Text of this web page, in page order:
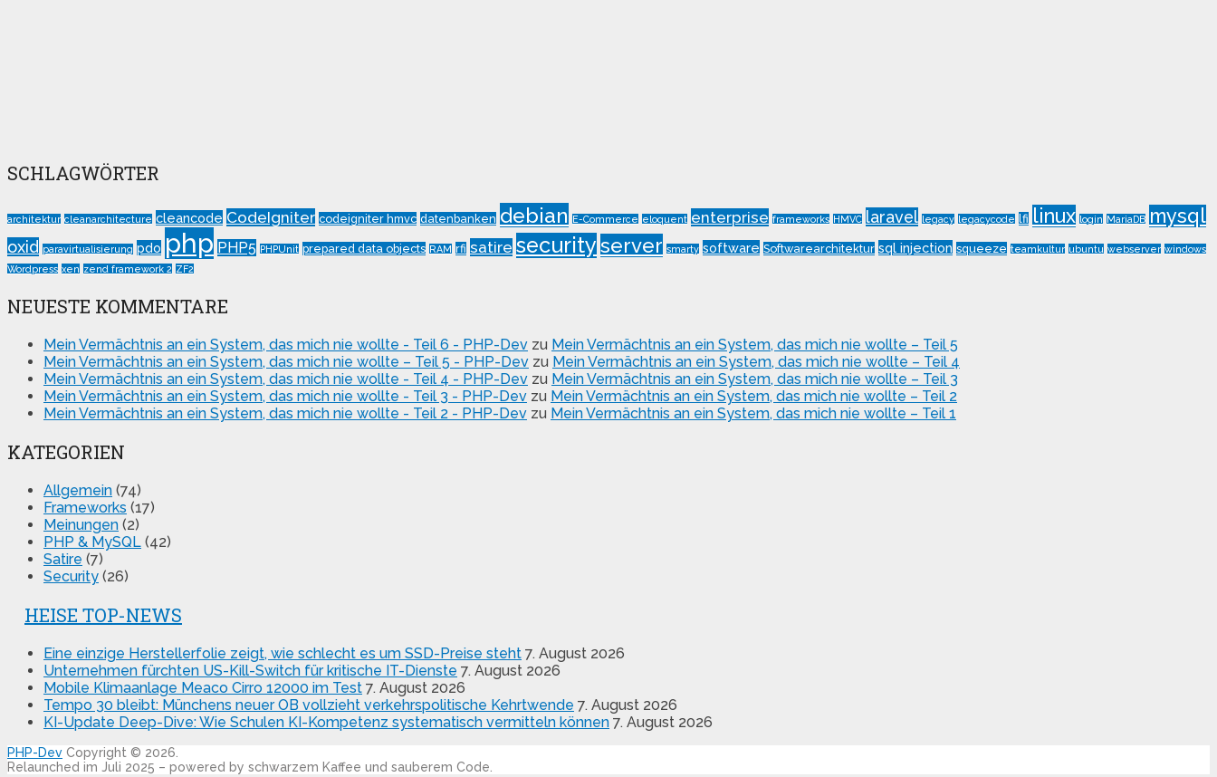
SCHLAGWÖRTER
architektur cleanarchitecture cleancode CodeIgniter codeigniter hmvc datenbanken debian E-Commerce eloquent enterprise frameworks HMVC laravel legacy legacycode lfi linux login MariaDB mysql
oxid paravirtualisierung pdo php PHP5 PHPUnit prepared data objects RAM rfi satire securityserver smarty software Softwarearchitektur sql injection squeeze teamkultur ubuntu webserver windows
Wordpress xen zend framework 2 ZF2
NEUESTE KOMMENTARE
Mein Vermächtnis an ein System, das mich nie wollte - Teil 6 - PHP-Dev zu Mein Vermächtnis an ein System, das mich nie wollte – Teil 5
Mein Vermächtnis an ein System, das mich nie wollte – Teil 5 - PHP-Dev zu Mein Vermächtnis an ein System, das mich nie wollte – Teil 4
Mein Vermächtnis an ein System, das mich nie wollte - Teil 4 - PHP-Dev zu Mein Vermächtnis an ein System, das mich nie wollte – Teil 3
Mein Vermächtnis an ein System, das mich nie wollte - Teil 3 - PHP-Dev zu Mein Vermächtnis an ein System, das mich nie wollte – Teil 2
Mein Vermächtnis an ein System, das mich nie wollte - Teil 2 - PHP-Dev zu Mein Vermächtnis an ein System, das mich nie wollte – Teil 1
KATEGORIEN
Allgemein (74)
Frameworks (17)
Meinungen (2)
PHP & MySQL (42)
Satire (7)
Security (26)
HEISE TOP-NEWS
Eine einzige Herstellerfolie zeigt, wie schlecht es um SSD-Preise steht 7. August 2026
Unternehmen fürchten US-Kill-Switch für kritische IT-Dienste 7. August 2026
Mobile Klimaanlage Meaco Cirro 12000 im Test 7. August 2026
Tempo 30 bleibt: Münchens neuer OB vollzieht verkehrspolitische Kehrtwende 7. August 2026
KI-Update Deep-Dive: Wie Schulen KI-Kompetenz systematisch vermitteln können 7. August 2026
PHP-Dev Copyright © 2026.
Relaunched im Juli 2025 – powered by schwarzem Kaffee und sauberem Code.